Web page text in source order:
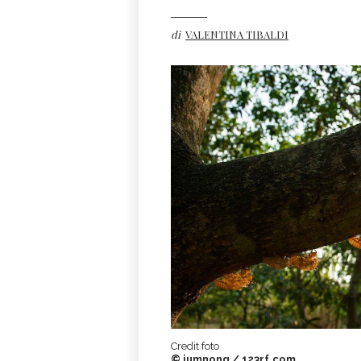
di VALENTINA TIBALDI
Credit foto
© jumnong / 123rf.com